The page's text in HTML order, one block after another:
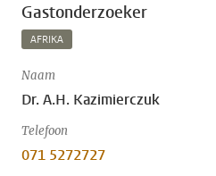
Gastonderzoeker
AFRIKA
Naam
Dr. A.H. Kazimierczuk
Telefoon
071 5272727